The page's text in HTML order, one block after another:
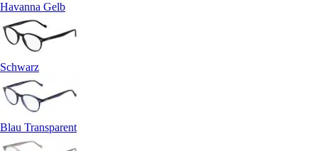
Havanna Gelb
Schwarz
Blau Transparent